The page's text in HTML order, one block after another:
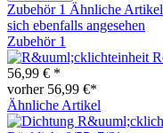
Zubehör 1 Ähnliche Artikel
sich ebenfalls angesehen
Zubehör 1
56,99 € *
vorher 56,99 €*
Ähnliche Artikel